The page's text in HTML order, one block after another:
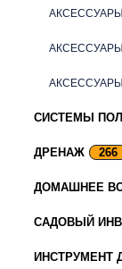
СИСТЕМЫ
ДРЕНАЖ 266
ДОМАШНЕЕ
САДОВЫЙ
ИНСТРУМЕНТ